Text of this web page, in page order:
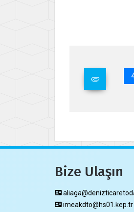
Bize Ulaşın
imeakdto@hs01.kep.tr